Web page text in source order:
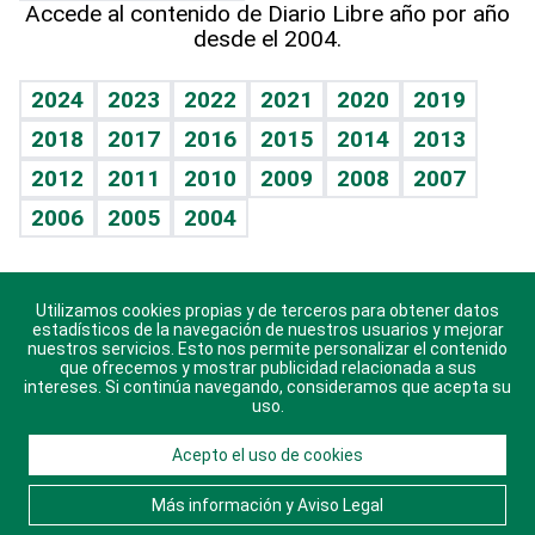
Vida y familia
Eñe
Celebrando la vida
Sin complejos
En pocas palabras
Escuchando al corazón
Economía Personal
TBT Deportivo
Guía del dinero
Horóscopos
Crucigramas
Accede al contenido de Diario Libre año por año
desde el 2004.
2024 2023 2022 2021 2020
2019
2018
2017 2016 2015 2014
2013
2012
2011 2010 2009 2008
2007
2006
2005 2004
Descarga nuestras aplicaciones para Android, iOS y
sistema Huawei.
© 2021 Diario Libre, todos los derechos reservados.
Consulta elAviso Legal. Ponte en Contacto
nosotros y conoce más sobre Diario Libre
Utilizamos cookies propias y de terceros para obtener datos
estadísticos de la navegación de nuestros usuarios y mejorar
nuestros servicios. Esto nos permite personalizar el contenido
que ofrecemos y mostrar publicidad relacionada a sus
intereses. Si continúa navegando, consideramos que acepta su
uso.
Acepto el uso de cookies
Más información y Aviso Legal